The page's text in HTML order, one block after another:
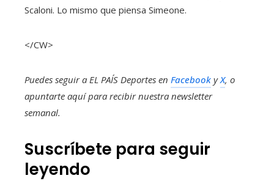
Scaloni. Lo mismo que piensa Simeone.
</CW>
Puedes seguir a EL PAÍS Deportes en Facebook yX, o
apuntarte aquí para recibirnuestra newsletter
semanal.
Suscríbete para seguir
leyendo